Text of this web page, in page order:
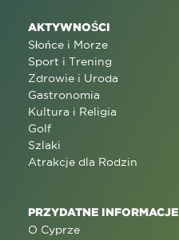
AKTYWNOŚCI
Słońce i Morze
Sport i Trening
Zdrowie i Uroda
Gastronomia
Kultura i Religia
Golf
Szlaki
Atrakcje dla Rodzin
PRZYDATNE INFORMACJE
O Cyprze